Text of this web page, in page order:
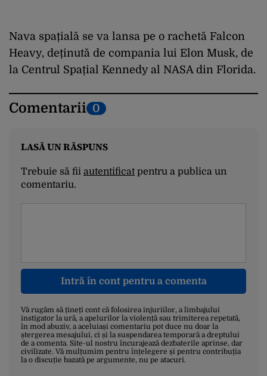
Nava spațială se va lansa pe o rachetă Falcon
Heavy, deținută de compania lui Elon Musk, de
la Centrul Spațial Kennedy al NASA din Florida.
Comentarii 0
LASĂ UN RĂSPUNS
Trebuie să fii autentificatpentru a publica un
comentariu.
Intră în cont pentru a comenta
Vă rugăm să țineți cont că folosirea injuriilor, a limbajului
instigator la ură, a apelurilor la violență sau trimiterea repetată,
în mod abuziv, a aceluiași comentariu pot duce nu doar la
ștergerea mesajului, ci și la suspendarea temporară a dreptului
de a comenta. Site-ul nostru încurajează dezbaterile aprinse, dar
civilizate. Vă mulțumim pentru înțelegere și pentru contribuția
la o discuție bazată pe argumente, nu pe atacuri.